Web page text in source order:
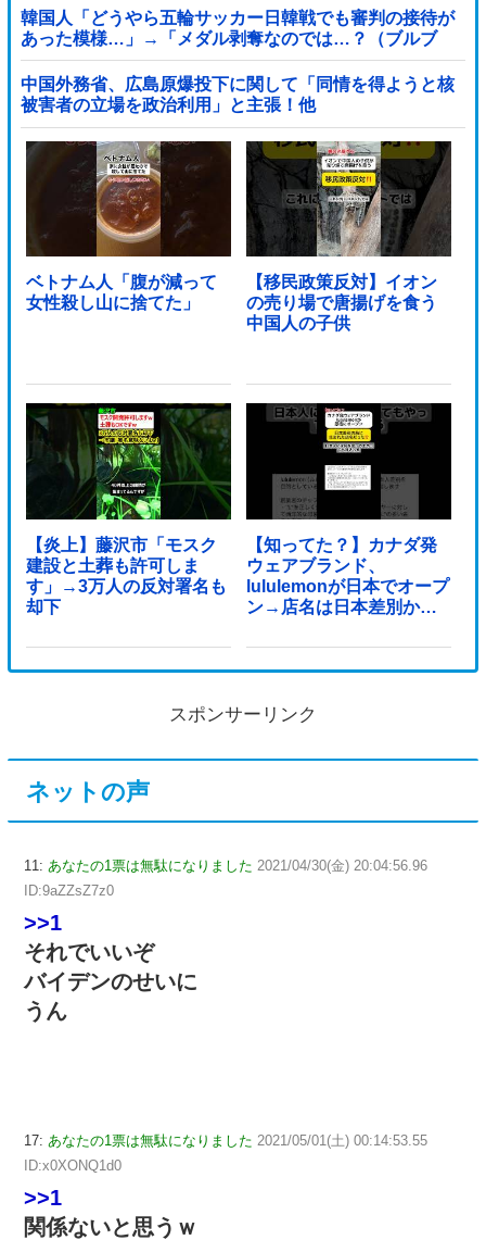
韓国人「どうやら五輪サッカー日韓戦でも審判の接待が
あった模様…」→「メダル剥奪なのでは…？（ブルブ
ル」＝韓国の反応
中国外務省、広島原爆投下に関して「同情を得ようと核
被害者の立場を政治利用」と主張！他
ベトナム人「腹が減って
女性殺し山に捨てた」
【移民政策反対】イオン
の売り場で唐揚げを食う
中国人の子供
【炎上】藤沢市「モスク
建設と土葬も許可しま
す」→3万人の反対署名も
却下
【知ってた？】カナダ発
ウェアブランド、
lululemonが日本でオープ
ン→店名は日本差別から
スポンサーリンク
ネットの声
11: あなたの1票は無駄になりました 2021/04/30(金) 20:04:56.96
ID:9aZZsZ7z0
>>1
それでいいぞ
バイデンのせいに
うん
17: あなたの1票は無駄になりました 2021/05/01(土) 00:14:53.55
ID:x0XONQ1d0
>>1
関係ないと思うｗ